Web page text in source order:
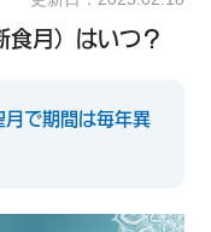
商用・就労ビザ
月）はいつ？
月で期間は毎年異